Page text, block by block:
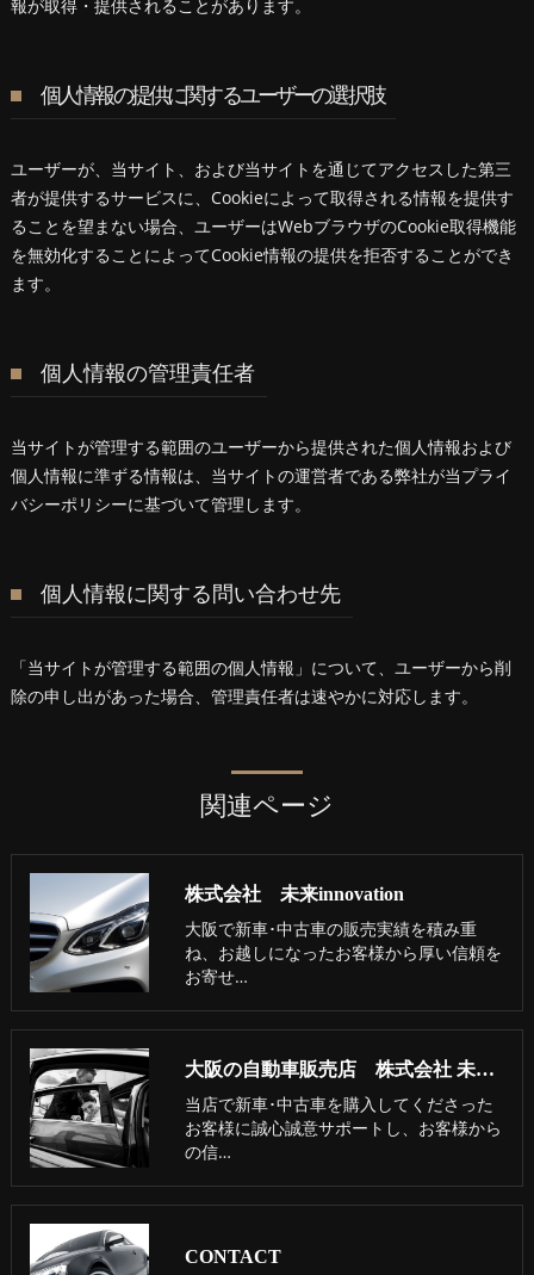
報が取得・提供されることがあります。
個人情報の提供に関するユーザーの選択肢
ユーザーが、当サイト、および当サイトを通じてアクセスした第三
者が提供するサービスに、Cookieによって取得される情報を提供す
ることを望まない場合、ユーザーはWebブラウザのCookie取得機能
を無効化することによってCookie情報の提供を拒否することができ
ます。
個人情報の管理責任者
当サイトが管理する範囲のユーザーから提供された個人情報および
個人情報に準ずる情報は、当サイトの運営者である弊社が当プライ
バシーポリシーに基づいて管理します。
個人情報に関する問い合わせ先
「当サイトが管理する範囲の個人情報」について、ユーザーから削
除の申し出があった場合、管理責任者は速やかに対応します。
関連ページ
株式会社 未来innovation
大阪で新車･中古車の販売実績を積み重
ね、お越しになったお客様から厚い信頼を
お寄せ…
大阪の自動車販売店 株式会社 未来innovationの口コミ情報
当店で新車･中古車を購入してくださった
お客様に誠心誠意サポートし、お客様から
の信…
CONTACT